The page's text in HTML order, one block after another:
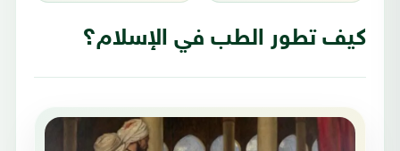
كيف تطور الطب في الإسلام؟